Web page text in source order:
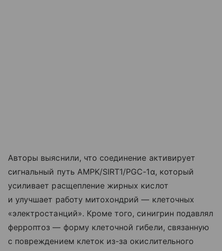
Авторы выяснили, что соединение активирует
сигнальный путь AMPK/SIRT1/PGC-1α, который
усиливает расщепление жирных кислот
и улучшает работу митохондрий — клеточных
«электростанций». Кроме того, синигрин подавлял
ферроптоз — форму клеточной гибели, связанную
с повреждением клеток из-за окислительного